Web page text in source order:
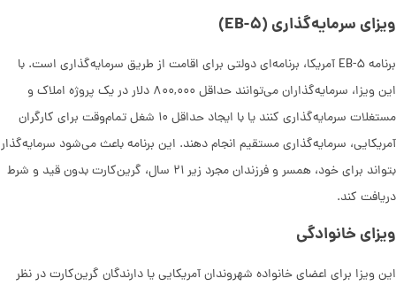
ویزای سرمایه‌گذاری (EB-۵)
برنامه‌ EB-۵ آمریکا، برنامه‌ای دولتی برای اقامت از طریق سرمایه‌گذاری است. با
این ویزا، سرمایه‌گذاران می‌توانند حداقل ۸۰۰,۰۰۰ دلار در یک پروژه‌ املاک و
مستغلات سرمایه‌گذاری کنند یا با ایجاد حداقل ۱۰ شغل تمام‌وقت برای کارگران
آمریکایی، سرمایه‌گذاری مستقیم انجام دهند. این برنامه باعث می‌شود سرمایه‌گذار
بتواند برای خود، همسر و فرزندان مجرد زیر ۲۱ سال، گرین‌کارت بدون قید و شرط
دریافت کند.
ویزای خانوادگی
این ویزا برای اعضای خانواده شهروندان آمریکایی یا دارندگان گرین‌کارت در نظر